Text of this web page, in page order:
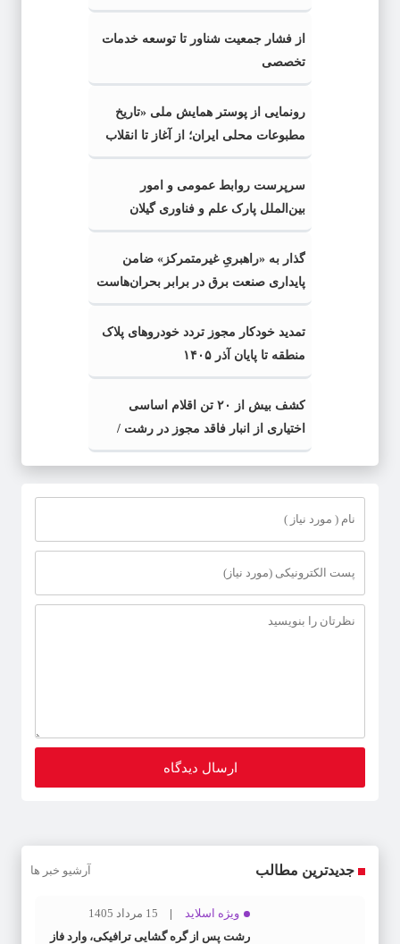
از فشار جمعیت شناور تا توسعه خدمات
تخصصی
رونمایی از پوستر همایش ملی «تاریخ
مطبوعات محلی ایران؛ از آغاز تا انقلاب
اسلامی» در گیلان
سرپرست روابط عمومی و امور
بین‌الملل پارک علم و فناوری گیلان
منصوب شد
گذار به «راهبریِ غیرمتمرکز» ضامن
پایداری صنعت برق در برابر بحران‌هاست
تمدید خودکار مجوز تردد خودروهای پلاک
منطقه تا پایان آذر ۱۴۰۵
کشف بیش از ۲۰ تن اقلام اساسی
اختیاری از انبار فاقد مجوز در رشت /
کشف بیش از ۲ تن اقلام تاریخ مصرف
جدیدترین مطالب آرشیو خبر ها
ویژه اسلاید
15 مرداد 1405
رشت پس از گره گشایی ترافیکی، وارد فاز